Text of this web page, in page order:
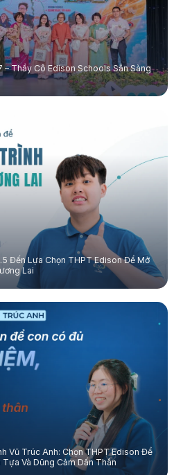
Thầy Cô Edison Schools Sẵn Sàng
Đến Lựa Chọn THPT Edison Để Mở
Lai
Vũ Trúc Anh: Chọn THPT Edison Để
Và Dũng Cảm Dấn Thân